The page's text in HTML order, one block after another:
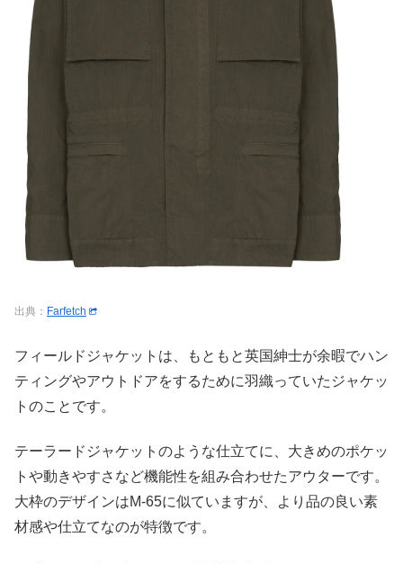
出典： Farfetch
フィールドジャケットは、もともと英国紳士が余暇でハン
ティングやアウトドアをするために羽織っていたジャケッ
トのことです。
テーラードジャケットのような仕立てに、大きめのポケッ
トや動きやすさなど機能性を組み合わせたアウターです。
大枠のデザインはM-65に似ていますが、より品の良い素
材感や仕立てなのが特徴です。